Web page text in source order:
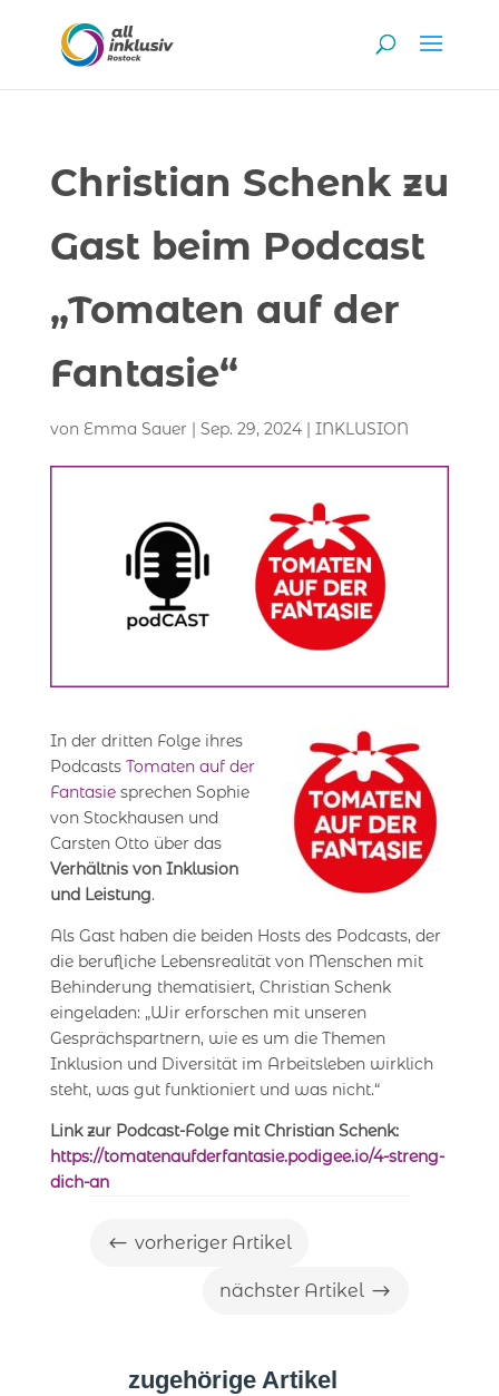
Christian Schenk zu
Gast beim Podcast
„Tomaten auf der
Fantasie“
von Emma Sauer | Sep. 29, 2024| INKLUSION
In der dritten Folge ihres
Podcasts Tomaten auf der
Fantasiesprechen Sophie
von Stockhausen und
Carsten Otto über das
Verhältnis von Inklusion
und Leistung.
Als Gast haben die beiden Hosts des Podcasts, der
die berufliche Lebensrealität von Menschen mit
Behinderung thematisiert, Christian Schenk
eingeladen: „Wir erforschen mit unseren
Gesprächspartnern, wie es um die Themen
Inklusion und Diversität im Arbeitsleben wirklich
steht, was gut funktioniert und was nicht.“
Link zur Podcast-Folge mit Christian Schenk:
https://tomatenaufderfantasie.podigee.io/4-streng-
dich-an
# vorheriger Artikel
nächster Artikel $
zugehörige Artikel